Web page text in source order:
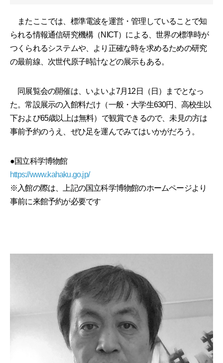
またここでは、標準電波を運営・管理していることで知
られる情報通信研究機構（NICT）による、世界の標準時が
つくられるシステムや、より正確な時を求めるための研究
の最前線、次世代原子時計などの展示もある。
同展覧会の開催は、いよいよ7月12日（日）までとなっ
た。常設展示の入館料だけ（一般・大学生630円、高校生以
下および65歳以上は無料）で観賞できるので、未見の方は
事前予約のうえ、ぜひ足を運んでみてはいかがだろう。
●国立科学博物館
https://www.kahaku.go.jp/
※入館の際は、上記の国立科学博物館のホームページより
事前に来館予約が必要です